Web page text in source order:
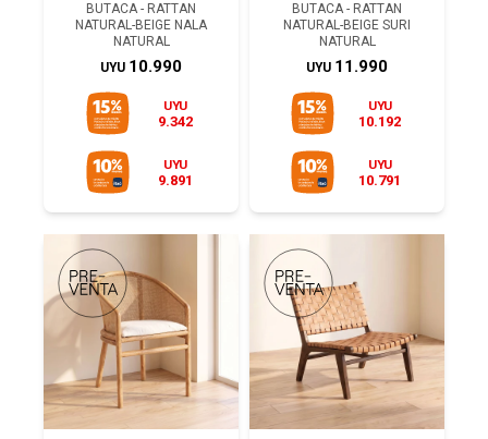
BUTACA - RATTAN
NATURAL-BEIGE NALA
NATURAL
UYU 10.990
UYU
9.342
UYU
9.891
BUTACA - RATTAN
NATURAL-BEIGE SURI
NATURAL
UYU 11.990
UYU
10.192
UYU
10.791